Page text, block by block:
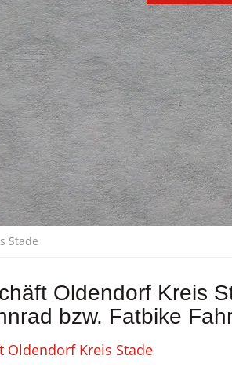
Stade
Oldendorf Kreis
bzw. Fatbike